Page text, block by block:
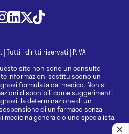
| Tutti i diritti riservati | P.IVA
sito non sono un consulto
informazioni sostituiscono un
formulata dal medico. Non si
disponibili come suggerimenti
la determinazione di un
di un farmaco senza
medicina generale o uno specialista.